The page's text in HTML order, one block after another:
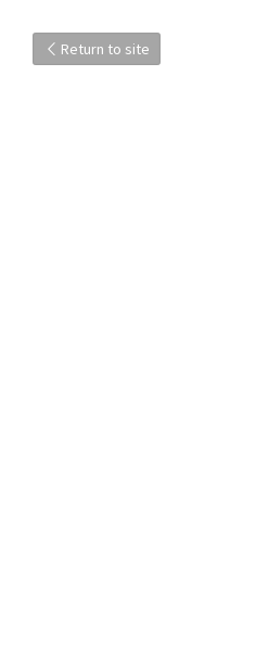
Return to site